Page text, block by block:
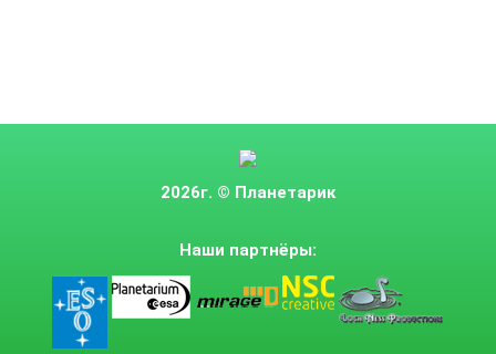
2026г. © Планетарик
Наши партнёры: